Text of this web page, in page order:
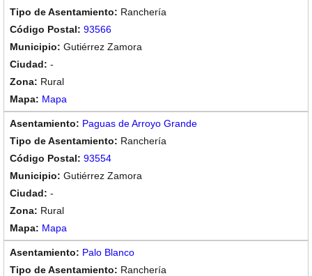
Ranchería
93566
Gutiérrez Zamora
-
Rural
Mapa
Paguas de Arroyo Grande
Ranchería
93554
Gutiérrez Zamora
-
Rural
Mapa
Palo Blanco
Ranchería